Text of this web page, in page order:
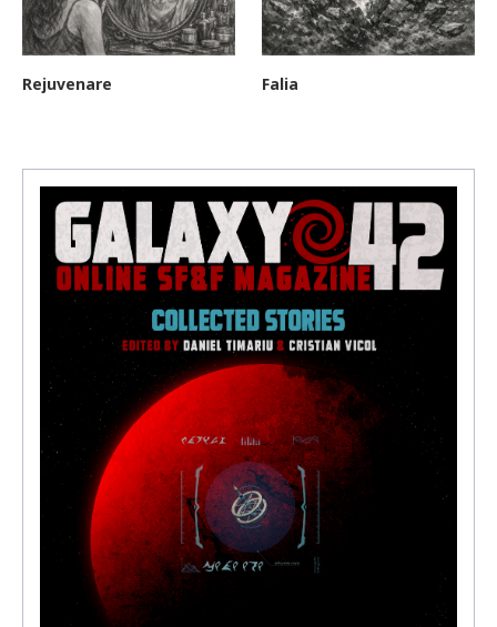
Rejuvenare Falia